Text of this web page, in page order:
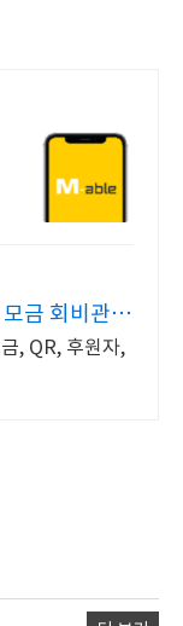
금 회비관리
, QR, 후원자,